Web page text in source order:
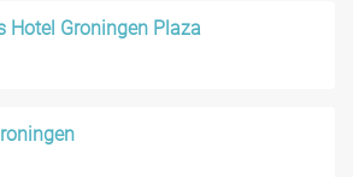
Hotel Groningen Plaza